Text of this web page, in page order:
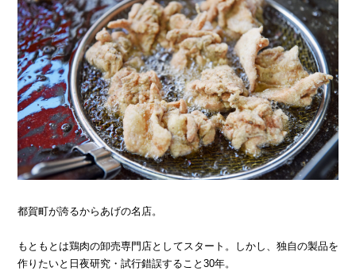
都賀町が誇るからあげの名店。
もともとは鶏肉の卸売専門店としてスタート。しかし、独自の製品を
作りたいと日夜研究・試行錯誤すること30年。